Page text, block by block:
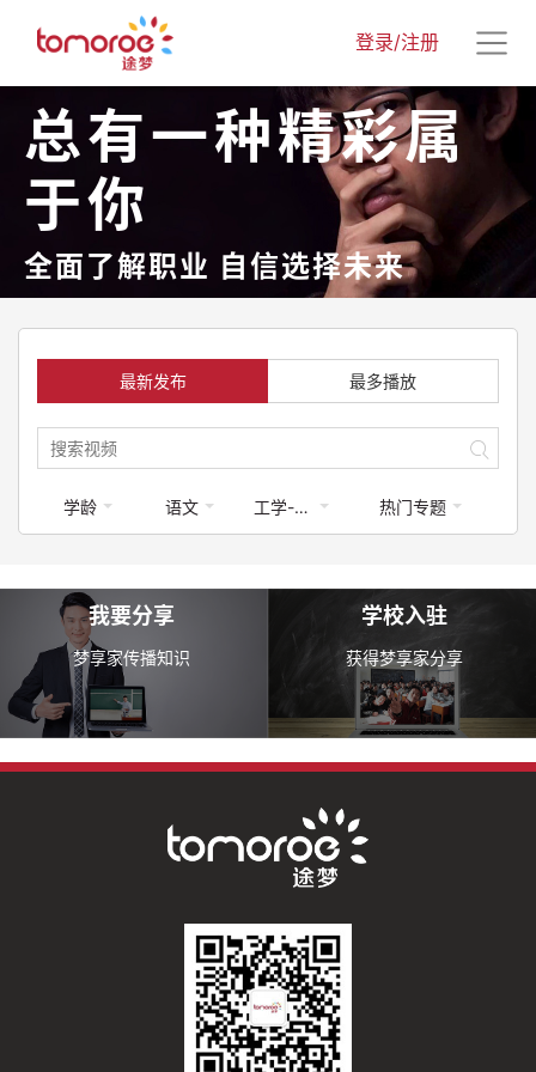
登录/注册
总有一种精彩属
于你
全面了解职业 自信选择未来
最新发布 最多播放
学龄 语文 工学-工程类 热门专题
我要分享
梦享家传播知识
学校入驻
获得梦享家分享